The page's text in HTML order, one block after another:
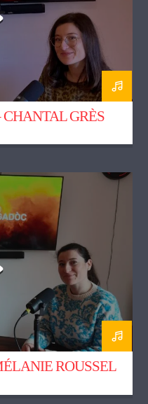
CHANTAL GRÈS
ROUSSEL